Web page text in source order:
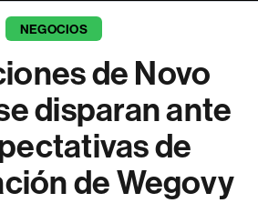
NEGOCIOS
de Novo
disparan ante
de
de Wegovy